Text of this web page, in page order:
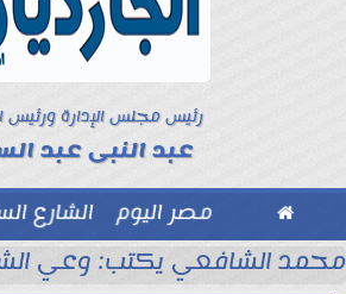
رئيس مجلس الإدارة ورئيس
عبد النبى عبد
 مصر اليوم الشارع
صلاح.. اليوم
محمد الشافعي يكتب: وعي